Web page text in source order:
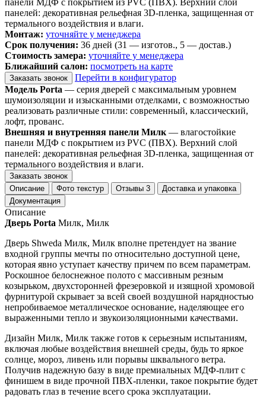
панелей: декоративная рельефная 3D-пленка, защищенная от
термального воздействия и влаги.
Монтаж: уточняйте у менеджера
Срок получения: 36 дней (31 — изготов., 5 — достав.)
Стоимость замера: уточняйте у менеджера
Ближайший салон: посмотреть на карте
Заказать звонок
Перейти в конфигуратор
Модель Porta — серия дверей с максимальным уровнем
шумоизоляции и изысканными отделками, с возможностью
реализовать различные стили: современный, классический,
лофт, прованс.
Внешняя и внутренняя панели Милк — влагостойкие
панели МДФ с покрытием из PVC (ПВХ). Верхний слой
панелей: декоративная рельефная 3D-пленка, защищенная от
термального воздействия и влаги.
Заказать звонок
Описание
Фото текстур Отзывы 3
Доставка и упаковка
Документация
Описание
Дверь Porta Милк, Милк
Дверь Shweda Милк, Милк вполне претендует на звание
входной группы мечты по относительно доступной цене,
которая явно уступает качеству причем по всем параметрам.
Роскошное белоснежное полото с массивным резным
козырьком, двухсторонней фрезеровкой и изящной хромовой
фурнитурой скрывает за всей своей воздушной нарядностью
непробиваемое металлическое основание, наделяющее его
выраженными тепло и звукоизоляционными качествами.
Дизайн Милк, Милк также готов к серьезным испытаниям,
включая любые воздействия внешней среды, будь то яркое
солнце, мороз, ливень или порывы шквального ветра.
Получив надежную базу в виде премиальных МДФ-плит с
финишем в виде прочной ПВХ-пленки, такое покрытие будет
радовать глаз в течение всего срока эксплуатации.